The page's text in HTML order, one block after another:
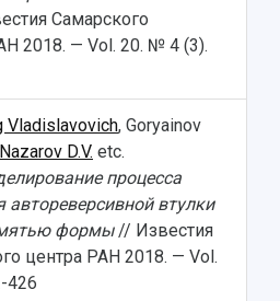
in English
Language Course
to the personal cabinet
Along
Самарского
2018. — Vol. 20. № 4 (3).
Vladislavovich, Goryainov
Nazarov D.V. etc.
процесса
втулки
формы// Известия
центра РАН 2018. — Vol.
426